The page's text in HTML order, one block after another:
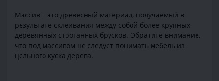
Массив – это древесный материал, получаемый в
результате склеивания между собой более крупных
деревянных строганных брусков. Обратите внимание,
что под массивом не следует понимать мебель из
цельного куска дерева.